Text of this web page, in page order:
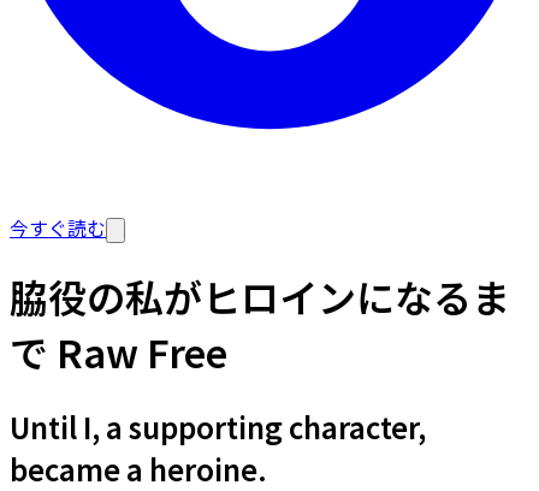
今すぐ読む
脇役の私がヒロインになるま
で Raw Free
Until I, a supporting character,
became a heroine.